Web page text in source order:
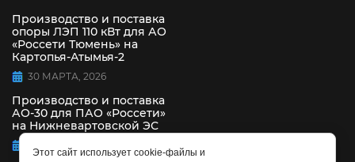
Производство и поставка
опоры ЛЭП 110 кВт для АО
«Россети Тюмень» на
Картопья-Атымья-2
30 МАРТА, 2026
Производство и поставка
АО-30 для ПАО «Россети»
на Нижневартовской ЭС
15 СЕНТЯБРЯ, 2025
Этот сайт использует cookie-файлы и